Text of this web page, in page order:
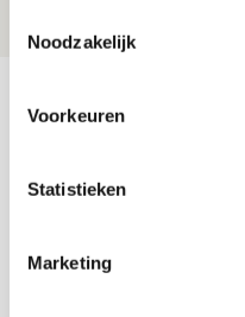
Noodzakelijk
Voorkeuren
Statistieken
Marketing
AGENDA